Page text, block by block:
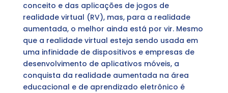
conceito e das aplicações de jogos de
realidade virtual (RV), mas, para a realidade
aumentada, o melhor ainda está por vir. Mesmo
que a realidade virtual esteja sendo usada em
uma infinidade de dispositivos e empresas de
desenvolvimento de aplicativos móveis, a
conquista da realidade aumentada na área
educacional e de aprendizado eletrônico é